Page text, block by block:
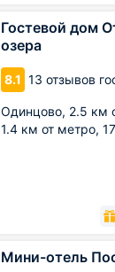
Гостевой дом
озера
8.1 13 отзывов
Одинцово, 2.5 км
1.4 км от метро,
Мини-отель